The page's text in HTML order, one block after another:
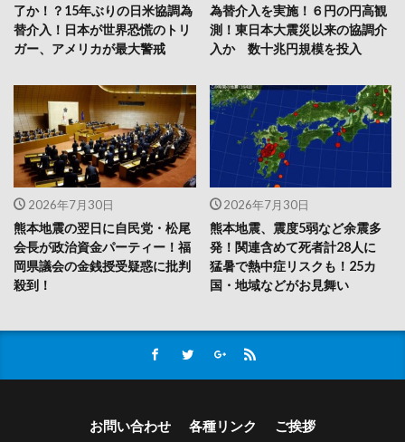
了か！？15年ぶりの日米協調為
替介入！日本が世界恐慌のトリ
ガー、アメリカが最大警戒
為替介入を実施！６円の円高観
測！東日本大震災以来の協調介
入か 数十兆円規模を投入
2026年7月30日
熊本地震の翌日に自民党・松尾
会長が政治資金パーティー！福
岡県議会の金銭授受疑惑に批判
殺到！
2026年7月30日
熊本地震、震度5弱など余震多
発！関連含めて死者計28人に
猛暑で熱中症リスクも！25カ
国・地域などがお見舞い
お問い合わせ 各種リンク ご挨拶